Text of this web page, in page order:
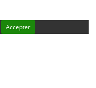
Accepter